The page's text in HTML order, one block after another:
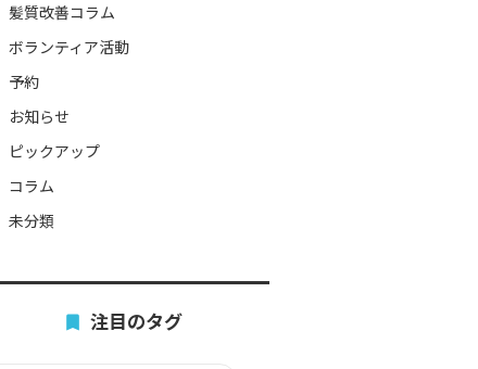
髪質改善コラム
ボランティア活動
予約
お知らせ
ピックアップ
コラム
未分類
注目のタグ